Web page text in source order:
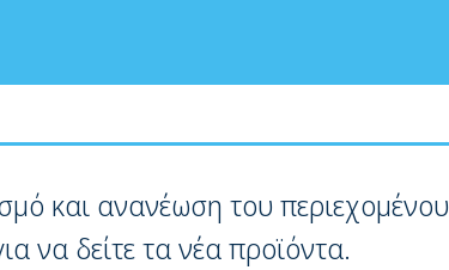
και ανανέωση του περιεχομένου
να δείτε τα νέα προϊόντα.